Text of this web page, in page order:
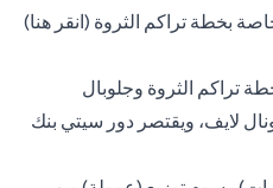
بخطة تراكم الثروة (انقر هنا(opens in a new tab)
)
تراكم الثروة وجلوبال
لايف، ويقتصر دور سيتي بنك